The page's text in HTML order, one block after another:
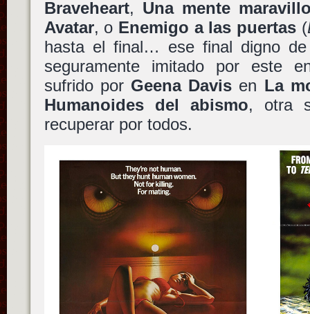
Braveheart, Una mente
Avatar, o Enemigo a las puertas (
hasta el final… ese final digno
seguramente imitado por este
sufrido por Geena Davis en La
Humanoides del abismo, otra
recuperar por todos.